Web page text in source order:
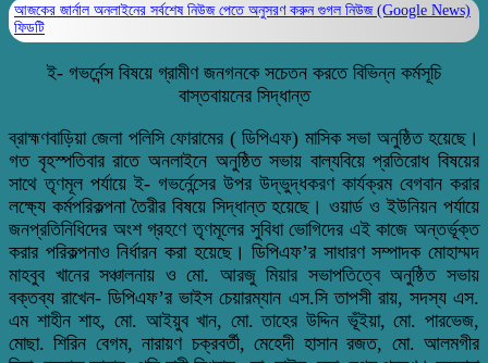
আজকের জার্নাল অনলাইনের সর্বশেষ নিউজ পেতে অনুসরণ করুন গুগল নিউজ (Google News)
ফিডটি
ই- গভর্নেন্স বিষয়ে গ্রামীণ জনগনকে সচেতন করতে বিভিন্ন কর্মসূচি
বাস্তবায়নের সিদ্ধান্ত
ব্রাহ্মণবাড়িয়া জেলা পলিসি ফোরামের ( ডিপিএফ) মাসিক সভা অনুষ্ঠিত হয়েছে।
গত বৃহস্পতিবার রাতে অনলাইনে অনুষ্ঠিত সভায় বাল্যবিয়ে প্রতিরোধ বিষয়ের
সাথে তৃণমূল পর্যায়ে ই- গভর্নেন্সের উপর উদ্ভুদ্ধকরণ কার্যক্রম বেগবান করার
লক্ষ্যে কর্মপরিকল্পনা তৈরীর বিষয়ে সিদ্ধান্ত হয়েছে। ওয়ার্ড ও ইউনিয়ন পর্যায়ে
জনপ্রতিনিধিদের অংশ গ্রহণে তৃণমূলের সুবিধা ভোগিদের এই কাজে অন্তর্ভূক্ত
করার পরিকল্পনাও নির্ধারন করা হয়েছে। ডিপিএফ’র সাধারণ সম্পাদক মোহাম্মদ
মাহবুব খানের সঞ্চালনায় ও মো. আরজু মিয়ার সভাপতিত্বে অনুষ্ঠিত সভায়
বক্তব্য রাখেন- ডিপিএফ’র ভাইস চেয়ারম্যান এস.সি তাপসী রায়, সদস্য এস.
এম শাহীন শাহ, মো. আইয়ুব খান, মো. তাহের উদ্দিন ভূঁইয়া, মো. পারভেজ,
মোছা. শিরিন বেগম, নারায়ণ চক্রবর্তী, মেহেদী হাসান রজত, মো. আলমগীর